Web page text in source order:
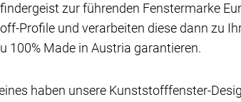
zur führenden Fenstermarke
Profile und verarbeiten diese dann zu
100% Made in Austria garantieren.
haben unsere Kunststofffenster-